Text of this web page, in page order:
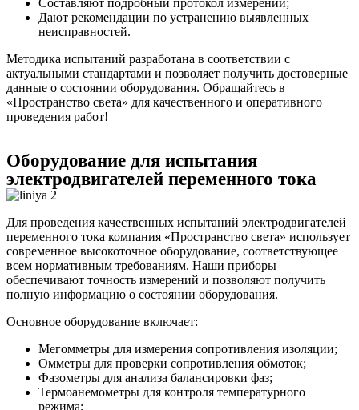
Составляют подробный протокол измерений;
Дают рекомендации по устранению выявленных
неисправностей.
Методика испытаний разработана в соответствии с
актуальными стандартами и позволяет получить достоверные
данные о состоянии оборудования. Обращайтесь в
«Пространство света» для качественного и оперативного
проведения работ!
Оборудование для испытания
электродвигателей переменного тока
Для проведения качественных испытаний электродвигателей
переменного тока компания «Пространство света» использует
современное высокоточное оборудование, соответствующее
всем нормативным требованиям. Наши приборы
обеспечивают точность измерений и позволяют получить
полную информацию о состоянии оборудования.
Основное оборудование включает:
Мегомметры для измерения сопротивления изоляции;
Омметры для проверки сопротивления обмоток;
Фазометры для анализа балансировки фаз;
Термоанемометры для контроля температурного
режима;